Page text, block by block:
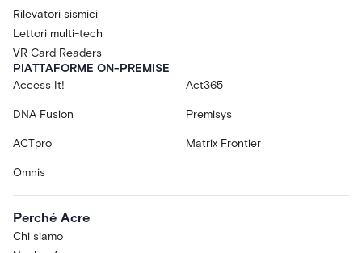
Rilevatori sismici
Lettori multi-tech
VR Card Readers
PIATTAFORME ON-PREMISE
Access It!
Act365
DNA Fusion Premisys
ACTpro Matrix Frontier
Omnis
Perché Acre
Chi siamo